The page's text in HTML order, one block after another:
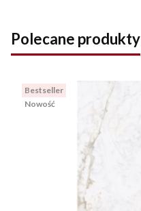
Polecane produkty
Bestseller
Nowość